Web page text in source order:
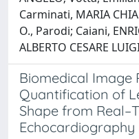
Carminati, MARIA
O., Parodi; Caiani,
ALBERTO CESARE
Biomedical Image
Quantification of
Shape from
Echocardiography